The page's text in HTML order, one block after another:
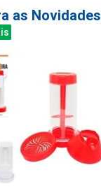
as Novidades